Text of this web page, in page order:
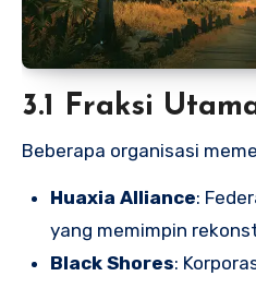
3.1 Fraksi
Beberapa organisasi
Huaxia Alliance:
yang memimpin
Black Shores: